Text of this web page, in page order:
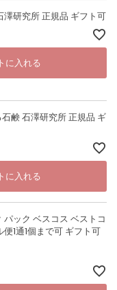
研究所 正規品 ギフト可
に入れる
鹸 石澤研究所 正規品 ギ
に入れる
ック ベスコス ベストコ
1通1個まで可 ギフト可